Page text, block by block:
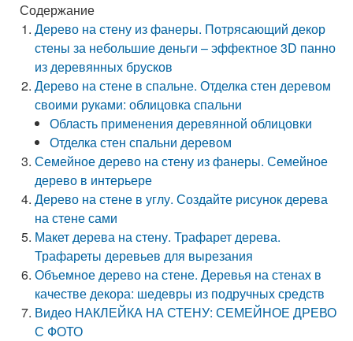
Содержание
Дерево на стену из фанеры. Потрясающий декор
стены за небольшие деньги – эффектное 3D панно
из деревянных брусков
Дерево на стене в спальне. Отделка стен деревом
своими руками: облицовка спальни
Область применения деревянной облицовки
Отделка стен спальни деревом
Семейное дерево на стену из фанеры. Семейное
дерево в интерьере
Дерево на стене в углу. Создайте рисунок дерева
на стене сами
Макет дерева на стену. Трафарет дерева.
Трафареты деревьев для вырезания
Объемное дерево на стене. Деревья на стенах в
качестве декора: шедевры из подручных средств
Видео НАКЛЕЙКА НА СТЕНУ: СЕМЕЙНОЕ ДРЕВО
С ФОТО